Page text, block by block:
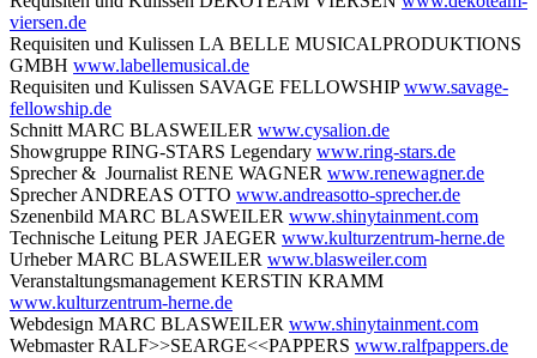
viersen.de
Requisiten und Kulissen LA BELLE MUSICALPRODUKTIONS
GMBH www.labellemusical.de
Requisiten und Kulissen SAVAGE FELLOWSHIPwww.savage-
fellowship.de
Schnitt MARC BLASWEILER www.cysalion.de
Showgruppe RING-STARS Legendary www.ring-stars.de
Sprecher & Journalist RENE WAGNER www.renewagner.de
Sprecher ANDREAS OTTO www.andreasotto-sprecher.de
Szenenbild MARC BLASWEILER www.shinytainment.com
Technische Leitung PER JAEGER www.kulturzentrum-herne.de
Urheber MARC BLASWEILER www.blasweiler.com
Veranstaltungsmanagement KERSTIN KRAMM
www.kulturzentrum-herne.de
Webdesign MARC BLASWEILER www.shinytainment.com
Webmaster RALF>>SEARGE<<PAPPERS www.ralfpappers.de